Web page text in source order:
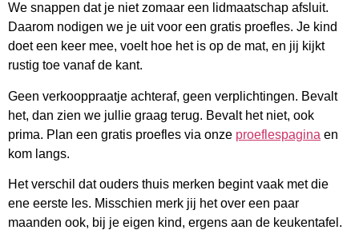
We snappen dat je niet zomaar een lidmaatschap afsluit.
Daarom nodigen we je uit voor een gratis proefles. Je kind
doet een keer mee, voelt hoe het is op de mat, en jij kijkt
rustig toe vanaf de kant.
Geen verkooppraatje achteraf, geen verplichtingen. Bevalt
het, dan zien we jullie graag terug. Bevalt het niet, ook
prima. Plan een gratis proefles via onze proeflespagina en
kom langs.
Het verschil dat ouders thuis merken begint vaak met die
ene eerste les. Misschien merk jij het over een paar
maanden ook, bij je eigen kind, ergens aan de keukentafel.